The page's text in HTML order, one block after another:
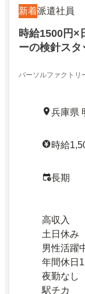
新着派遣社員
時給1500円×
ーの検針ス
パーソルファクトリ
兵庫県
時給
長期
高収入
土日休み
男性活躍
年間休日
夜勤なし
駅チカ